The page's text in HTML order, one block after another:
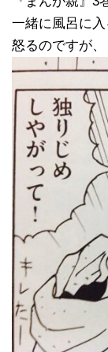
一緒に風呂に
怒るのですが、